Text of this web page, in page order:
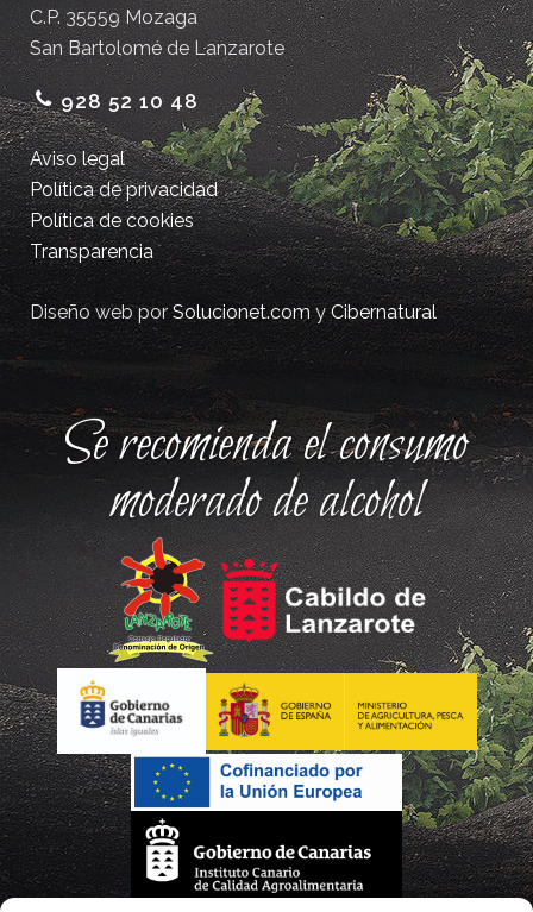
C.P. 35559 Mozaga
San Bartolomé de Lanzarote
928 52 10 48
Aviso legal
Política de privacidad
Política de cookies
Transparencia
Diseño web porSolucionet.comyCibernatural
Se recomienda el consumo
moderado de alcohol